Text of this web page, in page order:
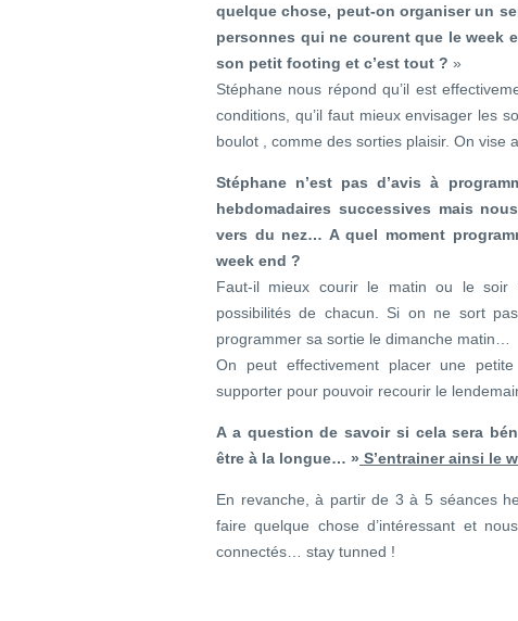
quelque chose, peut-on organiser un
personnes qui ne courent que le week
son petit footing et c’est tout ? »
Stéphane nous répond qu’il est
conditions, qu’il faut mieux envisager les
boulot , comme des sorties plaisir. On vise
Stéphane n’est pas d’avis à
hebdomadaires successives mais
vers du nez… A quel moment
week end ?
Faut-il mieux courir le matin ou le
possibilités de chacun. Si on ne sort
programmer sa sortie le dimanche matin…
On peut effectivement placer une
supporter pour pouvoir recourir le
A a question de savoir si cela sera
être à la longue… » S’entrainer ainsi le
En revanche, à partir de 3 à 5 séances
faire quelque chose d’intéressant et
connectés… stay tunned !